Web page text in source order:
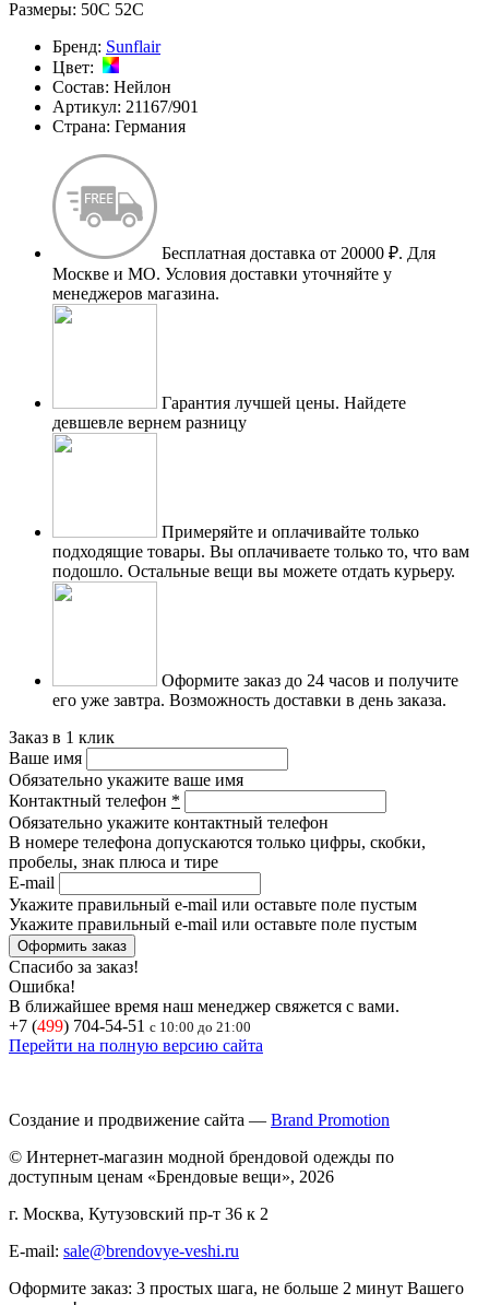
Размеры: 50C 52C
Бренд: Sunflair
Цвет:
Состав: Нейлон
Артикул: 21167/901
Страна: Германия
Бесплатная доставка от 20000 ₽. Для
Москве и МО. Условия доставки уточняйте у
менеджеров магазина.
Гарантия лучшей цены. Найдете
девшевле вернем разницу
Примеряйте и оплачивайте только
подходящие товары. Вы оплачиваете только то, что вам
подошло. Остальные вещи вы можете отдать курьеру.
Оформите заказ до 24 часов и получите
его уже завтра. Возможность доставки в день заказа.
Заказ в 1 клик
Ваше имя
Обязательно укажите ваше имя
Контактный телефон *
Обязательно укажите контактный телефон
В номере телефона допускаются только цифры, скобки,
пробелы, знак плюса и тире
E-mail
Укажите правильный e-mail или оставьте поле пустым
Укажите правильный e-mail или оставьте поле пустым
Спасибо за заказ!
Ошибка!
В ближайшее время наш менеджер свяжется с вами.
+7 (499) 704-54-51 с 10:00 до 21:00
Перейти на полную версию сайта
Создание и продвижение сайта — Brand Promotion
© Интернет-магазин модной брендовой одежды по
доступным ценам «Брендовые вещи», 2026
г. Москва, Кутузовский пр-т 36 к 2
E-mail: sale@brendovye-veshi.ru
Оформите заказ: 3 простых шага, не больше 2 минут Вашего